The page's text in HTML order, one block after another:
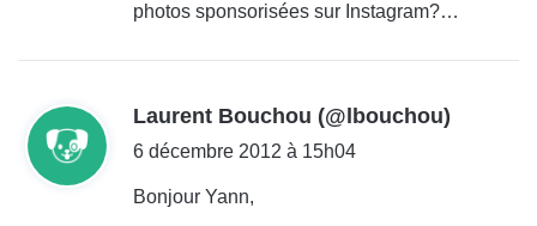
photos sponsorisées sur Instagram?…
Laurent Bouchou (@lbouchou)
6 décembre 2012 à 15h04
Bonjour Yann,